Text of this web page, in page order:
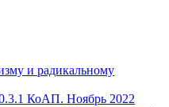
и радикальному
КоАП. Ноябрь 2022